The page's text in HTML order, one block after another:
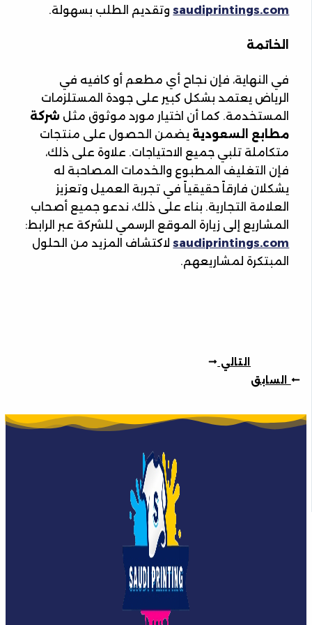
saudiprintings.comوتقديم الطلب بسهولة.
الخاتمة
في النهاية، فإن نجاح أي مطعم أو كافيه في
الرياض يعتمد بشكل كبير على جودة المستلزمات
المستخدمة. كما أن اختيار مورد موثوق مثل شركة
مطابع السعودية يضمن الحصول على منتجات
متكاملة تلبي جميع الاحتياجات. علاوة على ذلك،
فإن التغليف المطبوع والخدمات المصاحبة له
يشكلان فارقاً حقيقياً في تجربة العميل وتعزيز
العلامة التجارية. بناء على ذلك، ندعو جميع أصحاب
المشاريع إلى زيارة الموقع الرسمي للشركة عبر الرابط:
saudiprintings.comلاكتشاف المزيد من الحلول
المبتكرة لمشاريعهم.
السابق
التالي